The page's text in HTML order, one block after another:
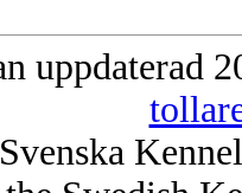
uppdaterad